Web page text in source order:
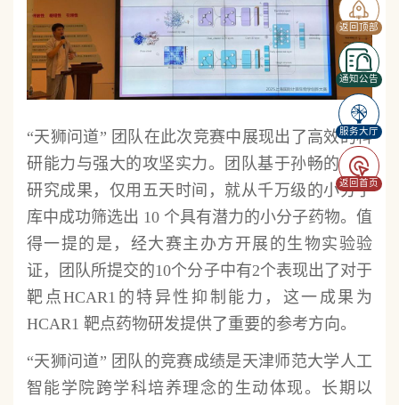
返回顶部
通知公告
服务大厅
返回首页
“天狮问道” 团队在此次竞赛中展现出了高效的科
研能力与强大的攻坚实力。团队基于孙畅的最新
研究成果，仅用五天时间，就从千万级的小分子
库中成功筛选出 10 个具有潜力的小分子药物。值
得一提的是，经大赛主办方开展的生物实验验
证，团队所提交的10个分子中有2个表现出了对于
靶点HCAR1的特异性抑制能力，这一成果为
HCAR1 靶点药物研发提供了重要的参考方向。
“天狮问道” 团队的竞赛成绩是天津师范大学人工
智能学院跨学科培养理念的生动体现。长期以